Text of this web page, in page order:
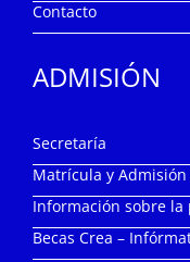
Contacto
ADMISIÓN
Secretaría
Matrícula y Admisión
Información sobre la
Becas Crea –